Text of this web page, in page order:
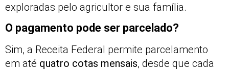
exploradas pelo agricultor e sua família.
O pagamento pode ser parcelado?
Sim, a Receita Federal permite parcelamento
em até quatro cotas mensais, desde que cada